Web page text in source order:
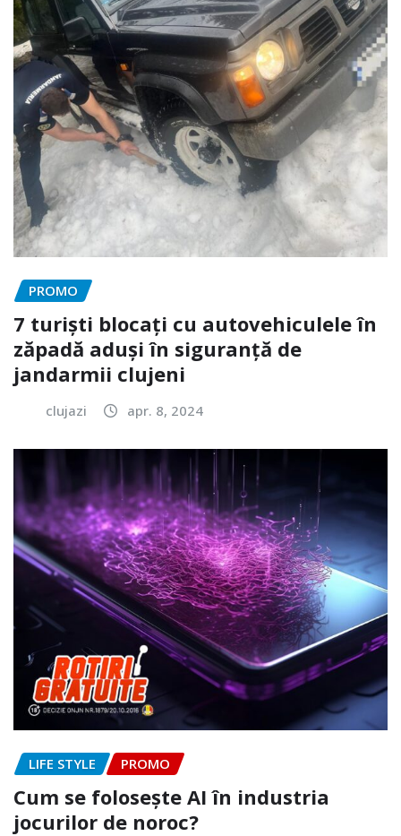
PROMO
7 turiști blocați cu autovehiculele în
zăpadă aduși în siguranță de
jandarmii clujeni
clujazi apr. 8, 2024
LIFE STYLE PROMO
Cum se folosește AI în industria
jocurilor de noroc?